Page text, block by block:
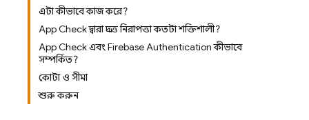
এটা কীভাবে কাজ করে?
App Check দ্বারা প্রদত্ত নিরাপত্তা কতটা শক্তিশালী?
App Check এবং Firebase Authentication কীভাবে
সম্পর্কিত?
কোটা ও সীমা
শুরু করুন